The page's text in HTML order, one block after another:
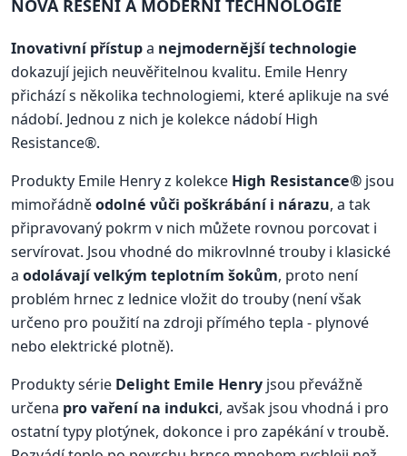
NOVÁ ŘEŠENÍ A MODERNÍ TECHNOLOGIE
Inovativní přístupa nejmodernější technologie
dokazují jejich neuvěřitelnou kvalitu. Emile Henry
přichází s několika technologiemi, které aplikuje na své
nádobí. Jednou z nich je kolekce nádobí High
Resistance®.
Produkty Emile Henry z kolekce High Resistance® jsou
mimořádněodolné vůči poškrábání i nárazu, a tak
připravovaný pokrm v nich můžete rovnou porcovat i
servírovat. Jsou vhodné do mikrovlnné trouby i klasické
a odolávají velkým teplotním šokům, proto není
problém hrnec z lednice vložit do trouby (není však
určeno pro použití na zdroji přímého tepla - plynové
nebo elektrické plotně).
Produkty série Delight Emile Henry jsou převážně
určena pro vaření na indukci, avšak jsou vhodná i pro
ostatní typy plotýnek, dokonce i pro zapékání v troubě.